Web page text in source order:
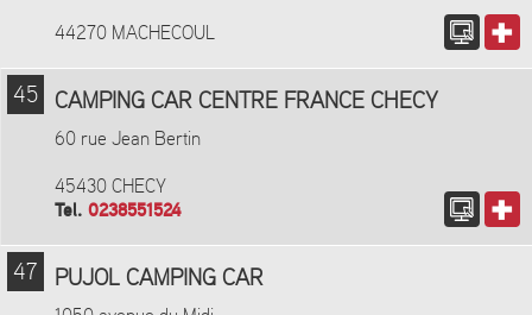
44270 MACHECOUL
45 CAMPING CAR CENTRE FRANCE CHECY
60 rue Jean Bertin
45430 CHECY
Tel. 0238551524
47 PUJOL CAMPING CAR